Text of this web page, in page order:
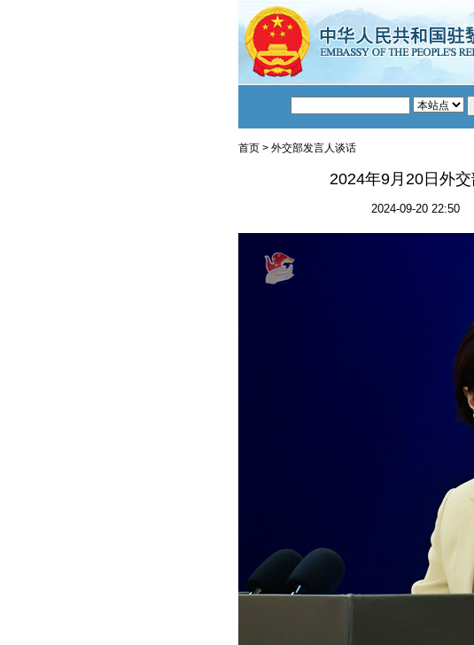
首页> 外交部发言人谈话
2024年9月20日外
2024-09-20 22:50